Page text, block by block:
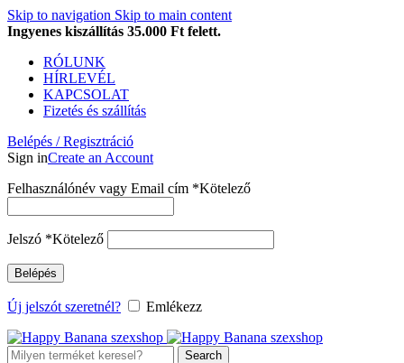
Skip to navigation Skip to main content
Ingyenes kiszállítás 35.000 Ft felett.
RÓLUNK
HÍRLEVÉL
KAPCSOLAT
Fizetés és szállítás
Belépés / Regisztráció
Sign inCreate an Account
Felhasználónév vagy Email cím *Kötelező
Jelszó *Kötelező
Belépés
Új jelszót szeretnél? Emlékezz
Search